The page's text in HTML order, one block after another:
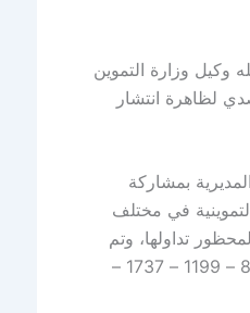
وكيل وزارة التموين
لظاهرة انتشار
بمشاركة
في مختلف
تداولها، وتم
تحرير عدة محاضر بالوقائع تحمل الأرقام (3944 – 4155 – 8493 – 8494 – 1199 – 1737 –